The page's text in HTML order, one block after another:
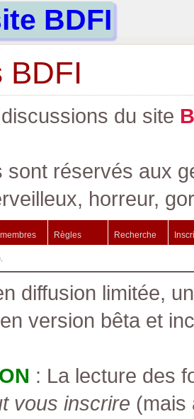
BDFI
BDFI
du site B
sont réservés aux
horreur,
Règles Recherche
diffusion limitée,
version bêta et
: La lecture des
vous inscrire (mais